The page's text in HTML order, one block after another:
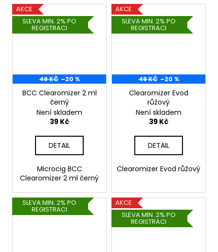
AKCE
SLEVA MIN. 2% PO
REGISTRACI
49 KČ –20 %
BCC Clearomizer 2 ml
černý
Není skladem
39 Kč
DETAIL
Microcig BCC
Clearomizer 2 ml černý
AKCE
SLEVA MIN. 2% PO
REGISTRACI
49 KČ –20 %
Clearomizer Evod
růžový
Není skladem
39 Kč
DETAIL
Clearomizer Evod růžový
SLEVA MIN. 2% PO
REGISTRACI
AKCE
SLEVA MIN. 2% PO
REGISTRACI